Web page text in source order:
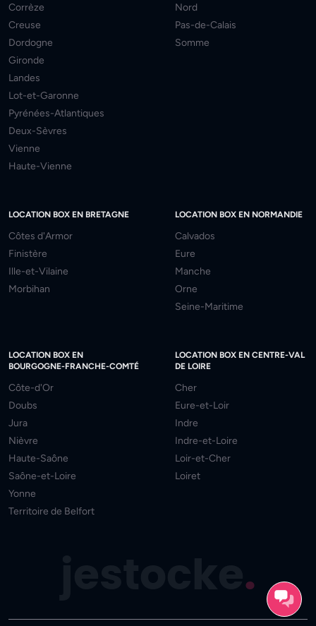
Corrèze
Creuse
Dordogne
Gironde
Landes
Lot-et-Garonne
Pyrénées-Atlantiques
Deux-Sèvres
Vienne
Haute-Vienne
Nord
Pas-de-Calais
Somme
LOCATION BOX EN BRETAGNE
Côtes d'Armor
Finistère
Ille-et-Vilaine
Morbihan
LOCATION BOX EN NORMANDIE
Calvados
Eure
Manche
Orne
Seine-Maritime
LOCATION BOX EN
BOURGOGNE-FRANCHE-COMTÉ
Côte-d'Or
Doubs
Jura
Nièvre
Haute-Saône
Saône-et-Loire
Yonne
Territoire de Belfort
LOCATION BOX EN CENTRE-VAL
DE LOIRE
Cher
Eure-et-Loir
Indre
Indre-et-Loire
Loir-et-Cher
Loiret
.